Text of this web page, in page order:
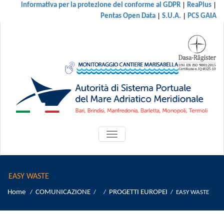
informativa per la protezione dei conforme al GDPR | ReaPlus |
Pentas Open Data | S.U.A. | PCS GAIA
ATTIVA/DISATTIVA
MENU
EASY WASTE
Home / COMUNICAZIONE / / PROGETTI EUROPEI / EASY WASTE